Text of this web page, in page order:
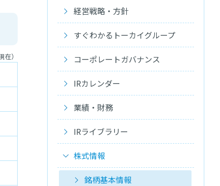
）
経営戦略・方針
すぐわかるトーカイグループ
コーポレートガバナンス
IRカレンダー
業績・財務
IRライブラリー
株式情報
銘柄基本情報